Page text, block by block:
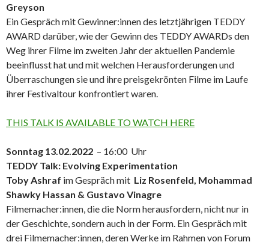
Greyson
Ein Gespräch mit Gewinner:innen des letztjährigen TEDDY
AWARD darüber, wie der Gewinn des TEDDY AWARDs den
Weg ihrer Filme im zweiten Jahr der aktuellen Pandemie
beeinflusst hat und mit welchen Herausforderungen und
Überraschungen sie und ihre preisgekrönten Filme im Laufe
ihrer Festivaltour konfrontiert waren.
THIS TALK IS AVAILABLE TO WATCH HERE
Sonntag 13.02.2022 – 16:00 Uhr
TEDDY Talk: Evolving Experimentation
Toby Ashraf im Gespräch mit Liz Rosenfeld, Mohammad
Shawky Hassan & Gustavo Vinagre
Filmemacher:innen, die die Norm herausfordern, nicht nur in
der Geschichte, sondern auch in der Form. Ein Gespräch mit
drei Filmemacher:innen, deren Werke im Rahmen von Forum